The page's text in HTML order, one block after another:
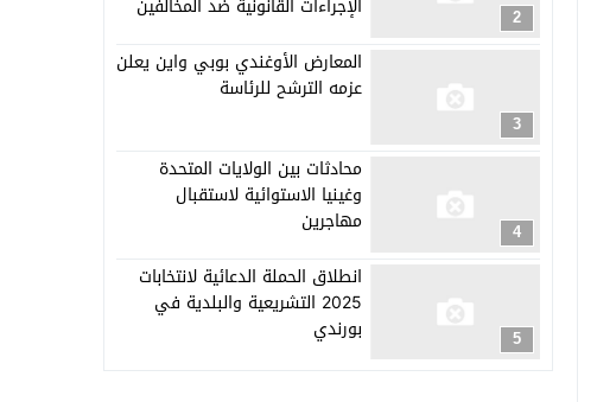
2
الإجراءات القانونية ضد المخالفين
3
المعارض الأوغندي بوبي واين يعلن
عزمه الترشح للرئاسة
4
محادثات بين الولايات المتحدة
وغينيا الاستوائية لاستقبال
مهاجرين
5
انطلاق الحملة الدعائية لانتخابات
2025 التشريعية والبلدية في
بورندي